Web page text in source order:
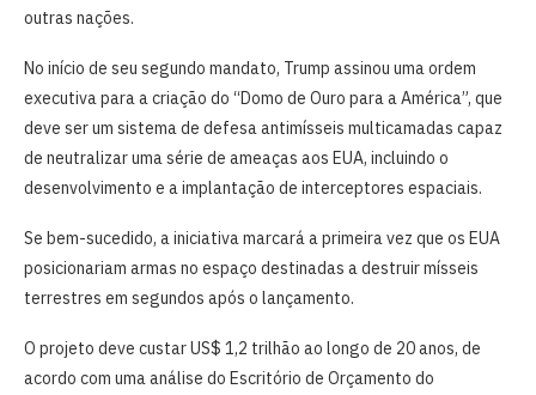
outras nações.
No início de seu segundo mandato, Trump assinou uma ordem
executiva para a criação do “Domo de Ouro para a América”, que
deve ser um sistema de defesa antimísseis multicamadas capaz
de neutralizar uma série de ameaças aos EUA, incluindo o
desenvolvimento e a implantação de interceptores espaciais.
Se bem-sucedido, a iniciativa marcará a primeira vez que os EUA
posicionariam armas no espaço destinadas a destruir mísseis
terrestres em segundos após o lançamento.
O projeto deve custar US$ 1,2 trilhão ao longo de 20 anos, de
acordo com uma análise do Escritório de Orçamento do